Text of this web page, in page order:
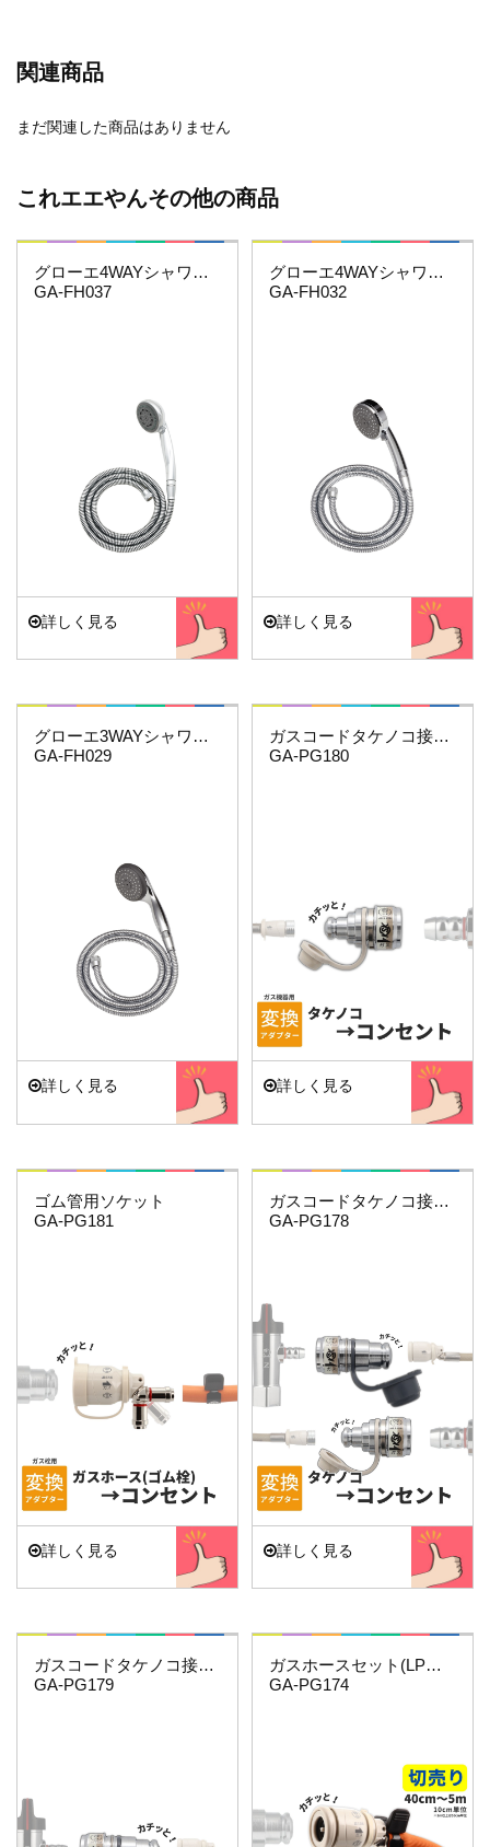
関連商品
まだ関連した商品はありません
これエエやんその他の商品
これエエやん
グローエ4WAYシャワーホースセット
GA-FH037
詳しく見る
これエエやん
グローエ4WAYシャワーホースセット
GA-FH032
詳しく見る
グローエ3WAYシャワーホースセット
GA-FH029
詳しく見る
ガスコードタケノコ接続用(機器側)
GA-PG180
詳しく見る
これエエやん
ゴム管用ソケット
GA-PG181
詳しく見る
これエエやん
ガスコードタケノコ接続用セット
GA-PG178
詳しく見る
これエエやん
ガスコードタケノコ接続用(給気側)
GA-PG179
これエエやん
ガスホースセット(LPガス9.5ミリ用)3.5…
GA-PG174